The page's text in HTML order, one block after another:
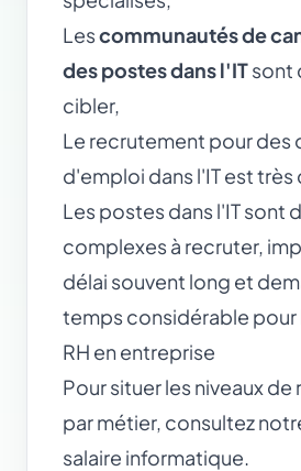
Lescommunautés de
des postes dans l'ITsont
cibler,
Le recrutement pour des
d'emploi dans l'IT est
Les postes dans l'IT sont
complexes à recruter,
délai souvent long et
temps considérable pour
RH en entreprise
Pour situer les niveaux
par métier, consultez
salaire informatique.